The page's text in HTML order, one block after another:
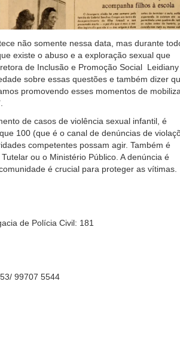
não somente nessa data, mas durante
existe o abuso e a exploração sexual que
de Inclusão e Promoção Social Leidiany
sobre essas questões e também dizer
promovendo esses momentos de
de casos de violência sexual infantil, é
100 (que é o canal de denúncias de
competentes possam agir. Também é
ou o Ministério Público. A denúncia é
é crucial para proteger as vítimas.
de Polícia Civil: 181
99707 5544